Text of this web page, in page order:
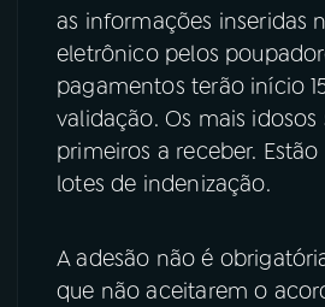
as informações inseridas
eletrônico pelos
pagamentos terão início
validação. Os mais idosos
primeiros a receber. Estão
lotes de indenização.
A adesão não é
que não aceitarem o